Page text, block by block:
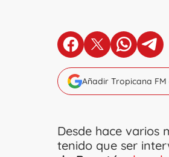
en Facebook
en X en en
Añadir Tropicana FM
Desde hace varios
tenido que ser